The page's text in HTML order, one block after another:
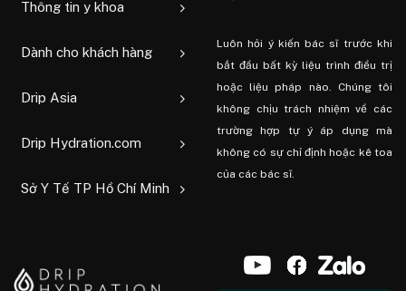
Thông tin y khoa
Dành cho khách hàng
Drip Asia
Drip Hydration.com
Sở Y Tế TP Hồ Chí Minh
Luôn hỏi ý kiến ​​bác sĩ trước khi
bắt đầu bất kỳ liệu trình điều trị
hoặc liệu pháp nào. Chúng tôi
không chịu trách nhiệm về các
trường hợp tự ý áp dụng mà
không có sự chỉ định hoặc kê toa
của các bác sĩ.